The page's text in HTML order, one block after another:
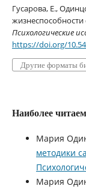
Гусарова, Е.,
Психологические
https://doi.org/
Другие форматы
Наиболее
Мария
методики
Мария